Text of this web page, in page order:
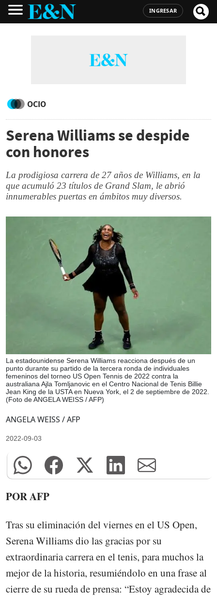
INGRESAR
OCIO
Serena Williams se despide
con honores
La prodigiosa carrera de 27 años de Williams, en la
que acumuló 23 títulos de Grand Slam, le abrió
innumerables puertas en ámbitos muy diversos.
La estadounidense Serena Williams reacciona después de un
punto durante su partido de la tercera ronda de individuales
femeninos del torneo US Open Tennis de 2022 contra la
australiana Ajla Tomljanovic en el Centro Nacional de Tenis Billie
Jean King de la USTA en Nueva York, el 2 de septiembre de 2022.
(Foto de ANGELA WEISS / AFP)
ANGELA WEISS / AFP
2022-09-03
POR AFP
Tras su eliminación del viernes en el US Open,
Serena Williams dio las gracias por su
extraordinaria carrera en el tenis, para muchos la
mejor de la historia, resumiéndolo en una frase al
cierre de su rueda de prensa: “Estoy agradecida de